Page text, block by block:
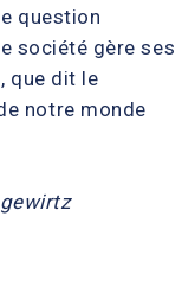
question
société gère ses
que dit le
notre monde